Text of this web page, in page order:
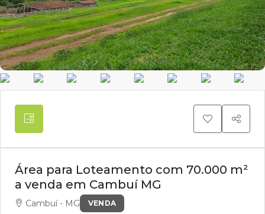
VENDA
Área para Loteamento com 70.000 m²
a venda em Cambuí MG
Cambuí - MG